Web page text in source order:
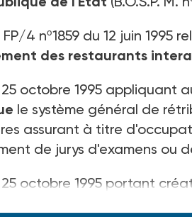
FP/4 nº1859 du 12 juin 1995
des restaurants
octobre 1995 appliquant
le système général de
assurant à titre
de jurys d'examens ou
octobre 1995 portant